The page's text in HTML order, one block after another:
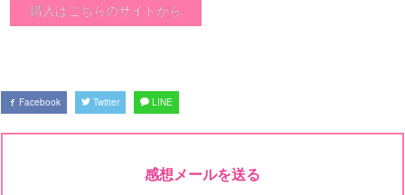
購入はこちらのサイトから
Facebook Twitter LINE
感想メールを送る